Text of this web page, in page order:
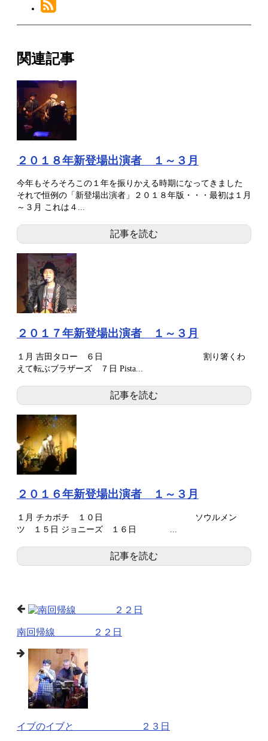
関連記事
２０１８年新登場出演者 １～３月
今年もそろそろこの１年を振りかえる時期になってきました
それで恒例の「新登場出演者」２０１８年版・・・最初は１月
～３月 これは４...
記事を読む
２０１７年新登場出演者 １～３月
１月 吉田タロー ６日 割り箸くわ
えて転ぶブラザーズ ７日 Pista...
記事を読む
２０１６年新登場出演者 １～３月
１月 チカボチ １０日 ソウルメン
ツ １５日 ジョニーズ １６日 ...
記事を読む
南回帰線 ２２日
イブのイブと ２３日